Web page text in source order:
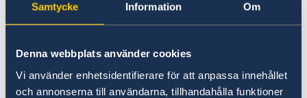
Samtycke Information Om
Denna webbplats använder cookies
Vi använder enhetsidentifierare för att anpassa innehållet
och annonserna till användarna, tillhandahålla funktioner
Soupçon d’irrégularités